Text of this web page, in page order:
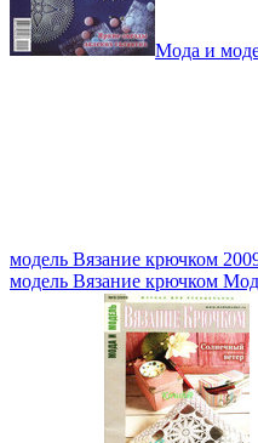
Мода и
модель Вязание крючком
модель Вязание крючком